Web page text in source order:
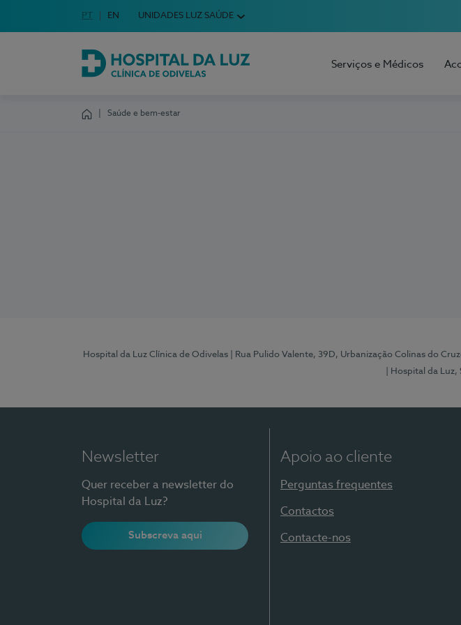
Escolha o seu idioma
Idioma em Português
PT English Language
EN UNIDADES LUZ SAÚDE
Hospital da Luz Clínica de Odivelas
Serviços e Médicos
Saúde e bem-estar
Hospital da Luz Clínica de Odivelas | Rua Pulido Valente, 39D, Urbanização Colinas do
| Hospital da Luz,
Newsletter
Quer receber a newsletter do
Hospital da Luz?
Subscreva aqui
Apoio ao cliente
Perguntas frequentes
Contactos
Contacte-nos